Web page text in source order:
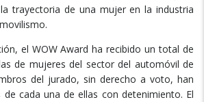
trayectoria de una mujer en la industria
el WOW Award ha recibido un total de
de mujeres del sector del automóvil de
del jurado, sin derecho a voto, han
cada una de ellas con detenimiento. El